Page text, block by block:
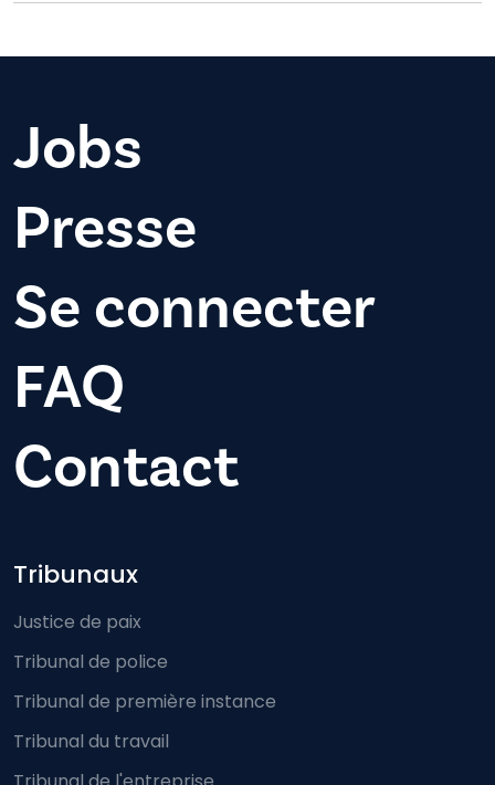
Jobs
Presse
Se connecter
FAQ
Contact
Footer-menu
Tribunaux
Justice de paix
Tribunal de police
Tribunal de première instance
Tribunal du travail